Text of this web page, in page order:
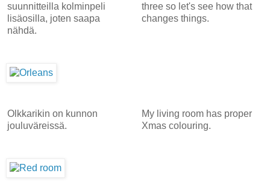
suunnitteilla kolminpeli
lisäosilla, joten saapa
nähdä.
three so let's see how that
changes things.
Olkkarikin on kunnon
jouluväreissä.
My living room has proper
Xmas colouring.